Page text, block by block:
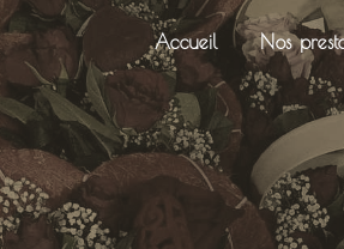
Accueil Nos